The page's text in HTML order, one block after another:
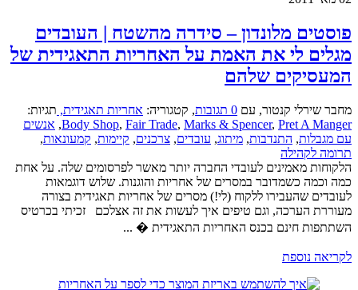
פוסטים מלונדון – סידרה מהשטח | העובדים
מגלים לי את האמת על האחריות התאגידית של
המעסיקים שלהם
מחבר שירלי קנטור, עם 0 תגובות , קטגוריה: אחריות תאגידית, תגיות:
Body Shop, Fair Trade, Marks & Spencer, Pret A Manger
, אנשים
עם מגבלות, התנדבות, מיתוג, עובדים, צרכנים, קיימות, קמעונאות,
תרומה לקהילה
הלקוחות מאמינים לעובדי החברה יותר מאשר לפרסומים שלה. על אחת
כמה וכמה כשמדובר במסרים של אחריות והוגנות. שלוש דוגמאות
לעובדים שהעבירו ללקוח (לי!) מסרים של אחריות תאגידית בצורה
מעוררת הערכה, וגם טיפים איך לעשות את זה אצלכם זכיתי בכרטיס
השתתפות חינם בכנס האחריות התאגידית � ...
לקריאה נוספת